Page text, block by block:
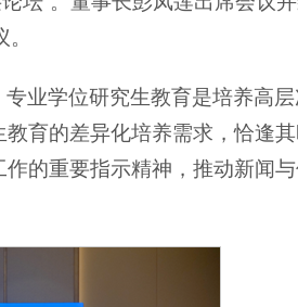
业学位研究生教育是培养高
育的差异化培养需求，恰逢
的重要指示精神，推动新闻